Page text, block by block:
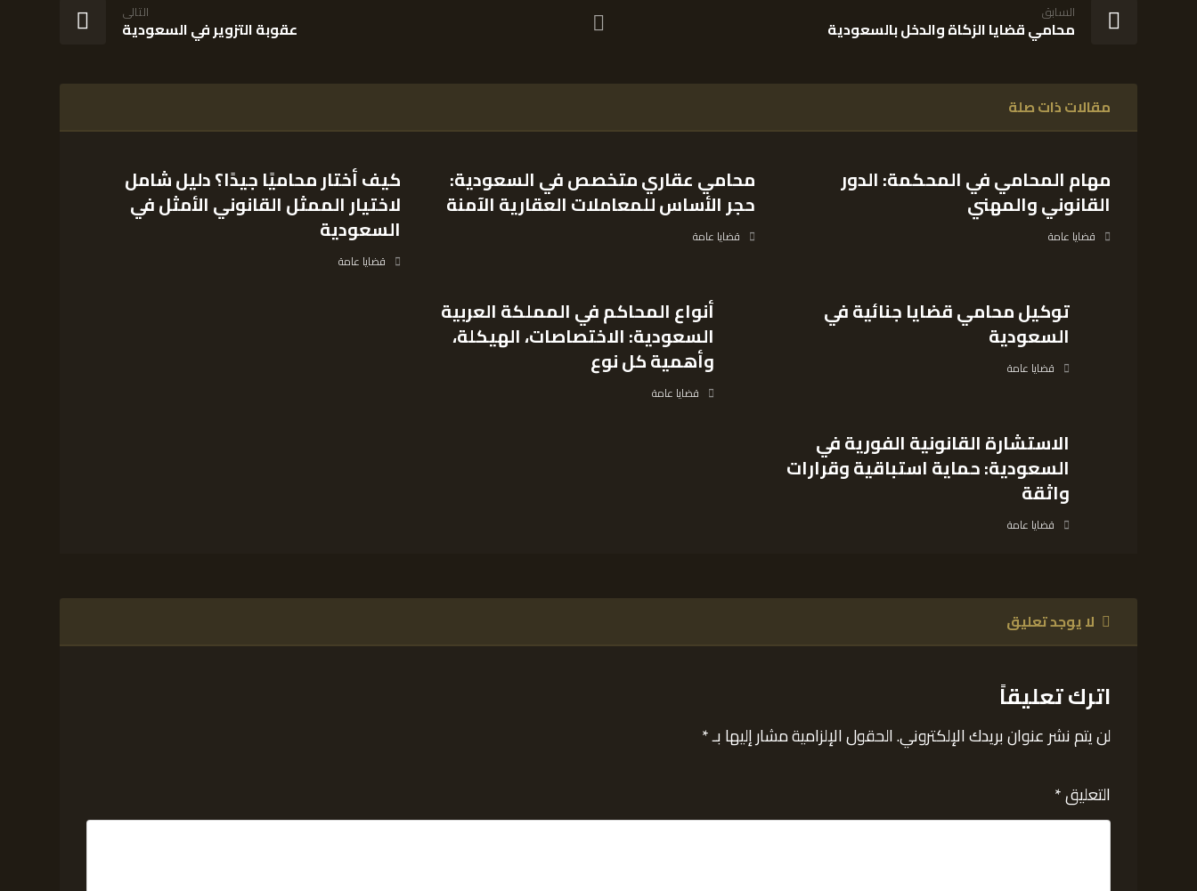
السابق
محامي قضايا الزكاة والدخل بالسعودية
التالى
عقوبة التزوير في السعودية
مقالات ذات صلة
مهام المحامي في المحكمة: الدور
القانوني والمهني
قضايا عامة
محامي عقاري متخصص في السعودية:
حجر الأساس للمعاملات العقارية الآمنة
قضايا عامة
كيف أختار محاميًا جيدًا؟ دليل شامل
لاختيار الممثل القانوني الأمثل في
السعودية
قضايا عامة
توكيل محامي قضايا جنائية في
السعودية
قضايا عامة
أنواع المحاكم في المملكة العربية
السعودية: الاختصاصات، الهيكلة،
وأهمية كل نوع
قضايا عامة
الاستشارة القانونية الفورية في
السعودية: حماية استباقية وقرارات
واثقة
قضايا عامة
لا يوجد تعليق
اترك تعليقاً
لن يتم نشر عنوان بريدك الإلكتروني.الحقول الإلزامية مشار إليها بـ*
التعليق*